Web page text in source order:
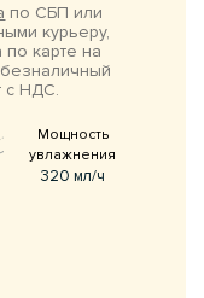
по СБП или
курьеру,
по карте на
безналичный
с НДС.
Мощность
увлажнения
320 мл/ч